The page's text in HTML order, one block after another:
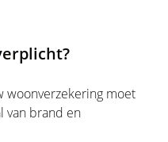
woonverzekering moet
van brand en